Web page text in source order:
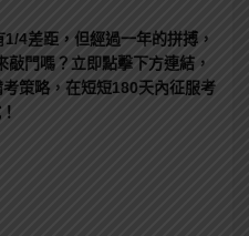
4差距，但經過一年的拼搏，
門嗎？立即點擊下方連結，
策略，在短短180天內征服考